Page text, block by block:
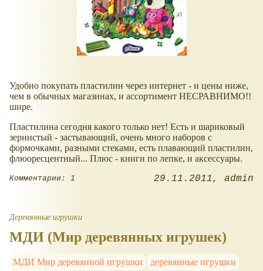
Удобно покупать пластилин через интернет - и цены ниже,
чем в обычных магазинах, и ассортимент НЕСРАВНИМО!!
шире.
Пластилина сегодня какого только нет! Есть и шариковый
зернистый - застывающий, очень много наборов с
формочками, разными стеками, есть плавающий пластилин,
флюоресцентный... Плюс - книги по лепке, и аксессуары.
Комментарии: 1 29.11.2011 admin
Деревянные игрушки
МДИ (Мир деревянных игрушек)
МДИ Мир деревянной игрушки
деревянные игрушки